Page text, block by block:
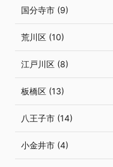
国分寺市 (9)
荒川区 (10)
江戸川区 (8)
板橋区 (13)
八王子市 (14)
小金井市 (4)